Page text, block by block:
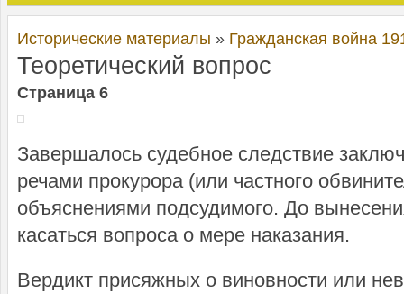
Исторические материалы » Гражданская война
Теоретический вопрос
Страница 6
Завершалось судебное следствие
речами прокурора (или частного
объяснениями подсудимого. До
касаться вопроса о мере наказания.
Вердикт присяжных о виновности или